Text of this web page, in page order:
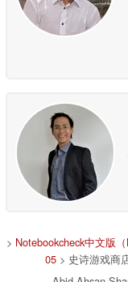
> Notebookcheck中文版（
05> 史诗游戏商